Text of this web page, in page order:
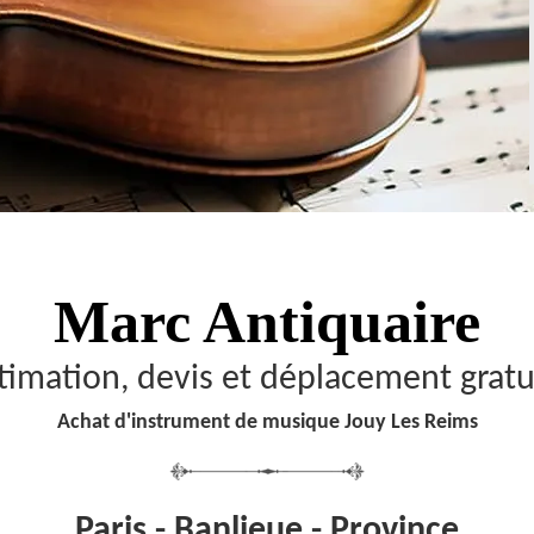
Marc Antiquaire
devis et déplacement
Achat d'instrument de musique Jouy Les Reims